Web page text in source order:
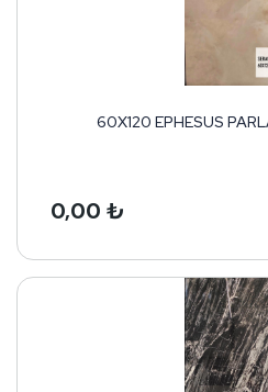
60X120 EPHESUS
0,00 ₺